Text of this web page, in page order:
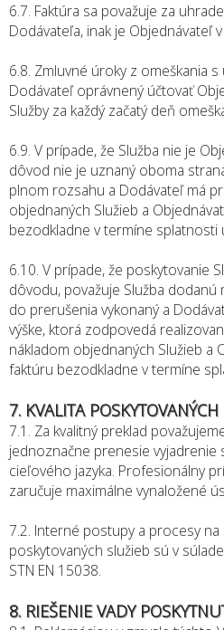
6.7. Faktúra sa považuje za
Dodávateľa, inak je Objednávateľ
6.8. Zmluvné úroky z omeškania
Dodávateľ oprávnený účtovať
Služby za každý začatý deň
6.9. V prípade, že Služba nie je
dôvod nie je uznaný oboma
plnom rozsahu a Dodávateľ má
objednaných Služieb a
bezodkladne v termíne splatnosti
6.10. V prípade, že poskytovanie
dôvodu, považuje Služba
do prerušenia vykonaný a
výške, ktorá zodpovedá
nákladom objednaných Služieb a
faktúru bezodkladne v termíne
7. KVALITA
7.1. Za kvalitný preklad
jednoznačne prenesie
cieľového jazyka. Profesionálny
zaručuje maximálne vynaložené
7.2. Interné postupy a procesy
poskytovaných služieb sú v
STN EN 15038.
8. RIEŠENIE VADY